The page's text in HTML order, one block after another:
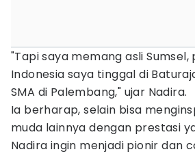
"Tapi saya memang asli Sumsel,
Indonesia saya tinggal di
SMA di Palembang," ujar Nadira.
Ia berharap, selain bisa
muda lainnya dengan prestasi
Nadira ingin menjadi pionir dan